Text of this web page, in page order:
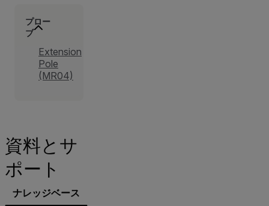
プロー
ブ
Extension
Pole
(MR04)
資料とサ
ポート
ナレッジベース